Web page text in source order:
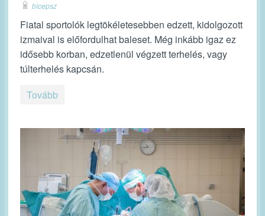
bicepsz
Fiatal sportolók legtökéletesebben edzett, kidolgozott
izmaival is előfordulhat baleset. Még inkább igaz ez
idősebb korban, edzetlenül végzett terhelés, vagy
túlterhelés kapcsán.
Tovább